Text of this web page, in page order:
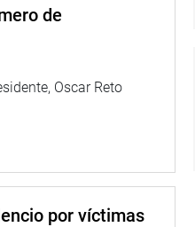
de
Oscar Reto
por víctimas